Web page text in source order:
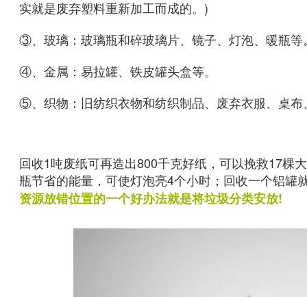
实就是废弃塑料重新加工而成的。)
③、玻璃：玻璃瓶和碎玻璃片、镜子、灯泡、暖瓶
④、金属：易拉罐、铁皮罐头盒等。
⑤、织物：旧纺织衣物和纺织制品、废弃衣服、桌
回收1吨废纸可再造出800千克好纸，可以挽救17棵
瓶节省的能量，可使灯泡亮4个小时；回收一个铝罐
资源放错位置的一个好办法就是将垃圾分类安放!